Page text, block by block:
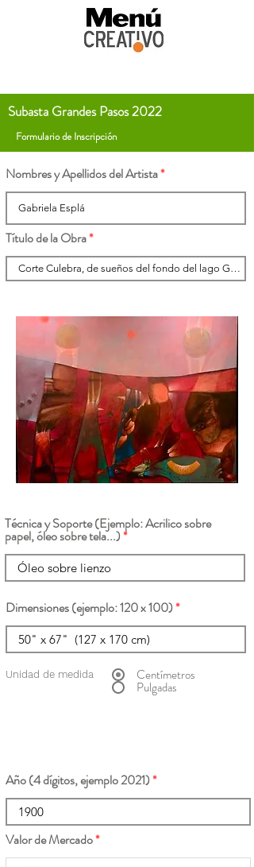
Subasta Grandes Pasos 2022
Formulario de Inscripción
Nombres y Apellidos del Artista
Título de la Obra
Técnica y Soporte (Ejemplo: Acrilico sobre
papel, óleo sobre tela...)
Dimensiones (ejemplo: 120 x 100)
Unidad de medida Centímetros
Pulgadas
Año (4 dígitos, ejemplo 2021)
Valor de Mercado